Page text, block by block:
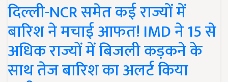
दिल्ली-NCR समेत कई राज्यों में
बारिश ने मचाई आफत! IMD ने 15 से
अधिक राज्यों में बिजली कड़कने के
साथ तेज बारिश का अलर्ट किया